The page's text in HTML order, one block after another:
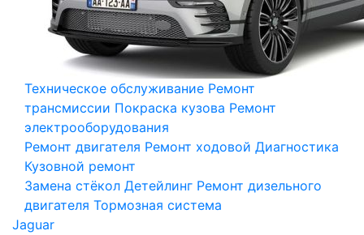
Техническое обслуживание Ремонт
трансмиссии Покраска кузова Ремонт
электрооборудования
Ремонт двигателя Ремонт ходовой Диагностика
Кузовной ремонт
Замена стёкол Детейлинг Ремонт дизельного
двигателя Тормозная система
Jaguar